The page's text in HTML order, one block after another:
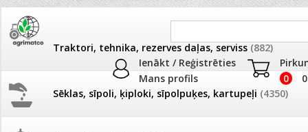
Ienākt / Reģistrēties
Mans profils
0
Traktori, tehnika, rezerves daļas, serviss (882)
Sēklas, sīpoli, ķiploki, sīpolpuķes, kartupeļi (4350)
JAUNUMI AKCIJAS